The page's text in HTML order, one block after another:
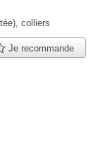
, colliers
Je recommande